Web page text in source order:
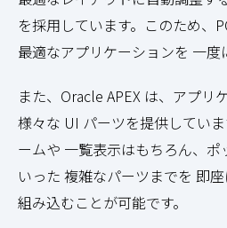
を採用しています。このため、
最適なアプリケーションを 一度
また、Oracle APEX は、アプリ
様々な UI パーツを提供してい
ームや 一覧表示はもちろん、
いった 複雑なパーツまでを 即
組み込むことが可能です。